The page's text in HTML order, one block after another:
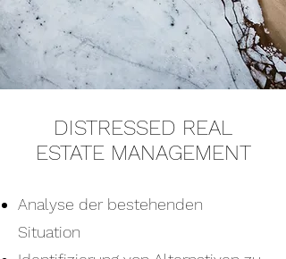
DISTRESSED REAL
ESTATE MANAGEMENT
Analyse der bestehenden
Situation